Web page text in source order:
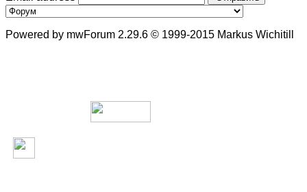
Powered by mwForum 2.29.6 © 1999-2015 Markus Wichitill